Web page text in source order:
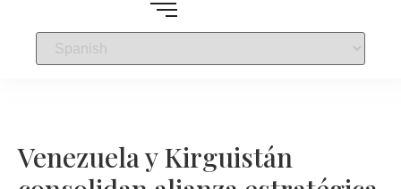
Venezuela y Kirguistán